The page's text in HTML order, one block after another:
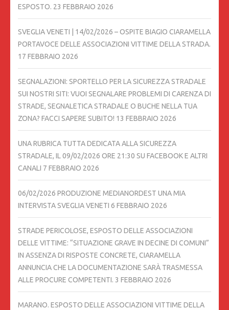
ESPOSTO. 23 FEBBRAIO 2026
SVEGLIA VENETI | 14/02/2026 – OSPITE BIAGIO CIARAMELLA
PORTAVOCE DELLE ASSOCIAZIONI VITTIME DELLA STRADA.
17 FEBBRAIO 2026
SEGNALAZIONI: SPORTELLO PER LA SICUREZZA STRADALE
SUI NOSTRI SITI: VUOI SEGNALARE PROBLEMI DI CARENZA DI
STRADE, SEGNALETICA STRADALE O BUCHE NELLA TUA
ZONA? FACCI SAPERE SUBITO! 13 FEBBRAIO 2026
UNA RUBRICA TUTTA DEDICATA ALLA SICUREZZA
STRADALE, IL 09/02/2026 ORE 21:30 SU FACEBOOK E ALTRI
CANALI 7 FEBBRAIO 2026
06/02/2026 PRODUZIONE MEDIANORDEST UNA MIA
INTERVISTA SVEGLIA VENETI 6 FEBBRAIO 2026
STRADE PERICOLOSE, ESPOSTO DELLE ASSOCIAZIONI
DELLE VITTIME: “SITUAZIONE GRAVE IN DECINE DI COMUNI”
IN ASSENZA DI RISPOSTE CONCRETE, CIARAMELLA
ANNUNCIA CHE LA DOCUMENTAZIONE SARÀ TRASMESSA
ALLE PROCURE COMPETENTI. 3 FEBBRAIO 2026
MARANO. ESPOSTO DELLE ASSOCIAZIONI VITTIME DELLA